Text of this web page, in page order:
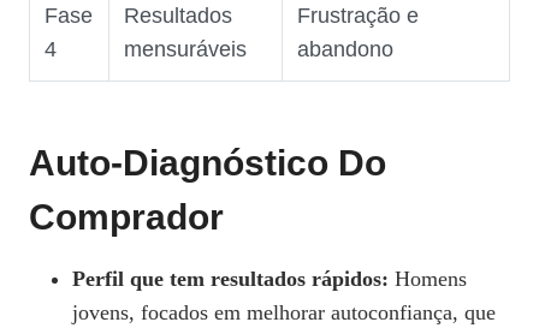
Fase
4
Resultados
mensuráveis
Frustração e
abandono
Auto‑diagnóstico Do
Comprador
Perfil que tem resultados rápidos: Homens
jovens, focados em melhorar autoconfiança, que